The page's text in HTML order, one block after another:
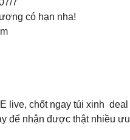
7
có hạn nha!
live, chốt ngay túi xinh
để nhận được thật nhiều